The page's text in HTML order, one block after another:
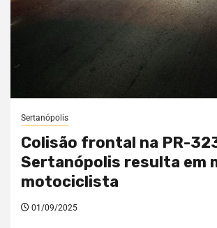
Sertanópolis
Colisão frontal na PR-
Sertanópolis resulta em
motociclista
01/09/2025